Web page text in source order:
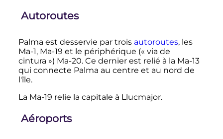
Autoroutes
Palma est desservie par trois autoroutes, les
Ma-1, Ma-19 et le périphérique (« via de
cintura ») Ma-20. Ce dernier est relié à la Ma-13
qui connecte Palma au centre et au nord de
l'île.
La Ma-19 relie la capitale à Llucmajor.
Aéroports